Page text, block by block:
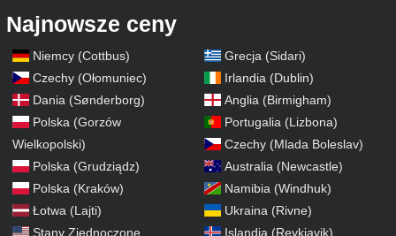
Najnowsze ceny
Niemcy (Cottbus)
Czechy (Ołomuniec)
Dania (Sønderborg)
Polska (Gorzów
Wielkopolski)
Polska (Grudziądz)
Polska (Kraków)
Łotwa (Lajti)
Stany Zjednoczone
Grecja (Sidari)
Irlandia (Dublin)
Anglia (Birmigham)
Portugalia (Lizbona)
Czechy (Mlada Boleslav)
Australia (Newcastle)
Namibia (Windhuk)
Ukraina (Rivne)
Islandia (Reykjavik)